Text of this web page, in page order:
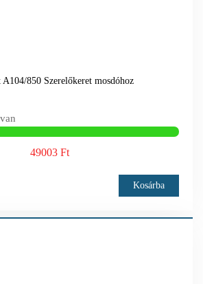
A104/850 Szerelőkeret mosdóhoz
49003 Ft
Kosárba